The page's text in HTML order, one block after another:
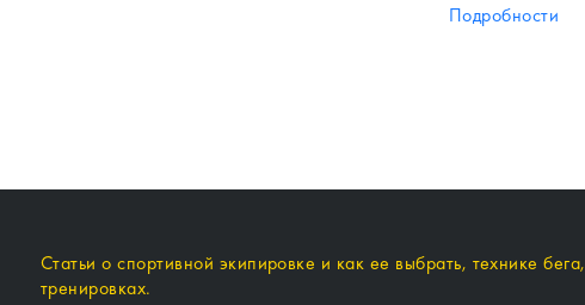
Подробности
Статьи о спортивной экипировке и как ее выбрать, технике бега,
тренировках.